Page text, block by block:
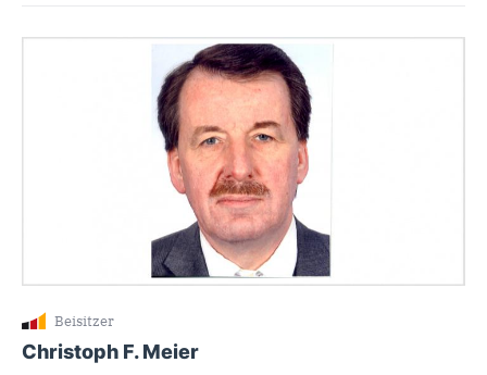
Beisitzer
Christoph F. Meier